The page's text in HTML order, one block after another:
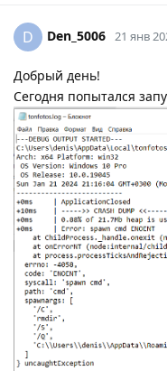
D Den_5006 21 янв
Добрый день!
Сегодня попытался